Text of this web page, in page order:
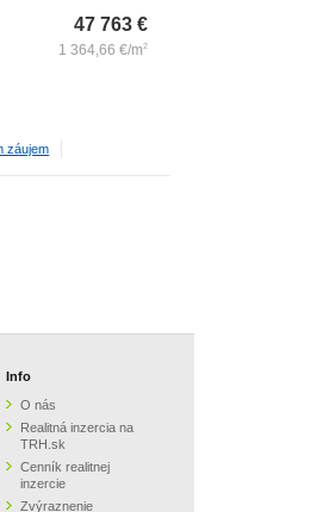
47 763 €
1 364,66 €/m2
záujem
Info
O nás
Realitná inzercia na
TRH.sk
Cenník realitnej
inzercie
Zvýraznenie